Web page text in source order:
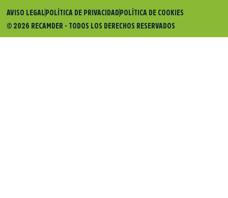
© 2026 RECAMDER - TODOS LOS DERECHOS RESERVADOS
AVISO LEGAL POLÍTICA DE PRIVACIDAD POLÍTICA DE COOKIES